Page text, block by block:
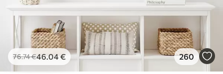
76.74€46.04€ 260